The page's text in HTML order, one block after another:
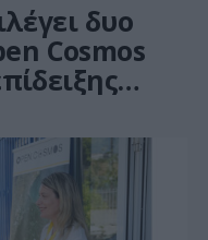
δυο
Cosmos
τροχιά